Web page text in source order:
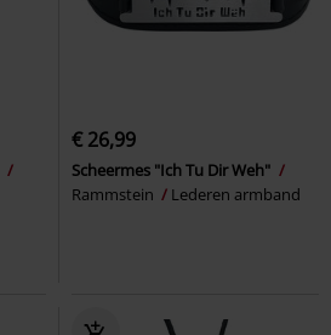
€ 26,99
Scheermes "Ich Tu Dir Weh"
Rammstein
Lederen armband